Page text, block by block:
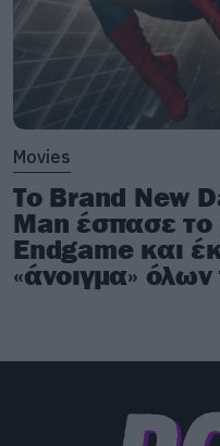
Movies
Το Brand New
Man έσπασε το
Endgame και
«άνοιγμα»